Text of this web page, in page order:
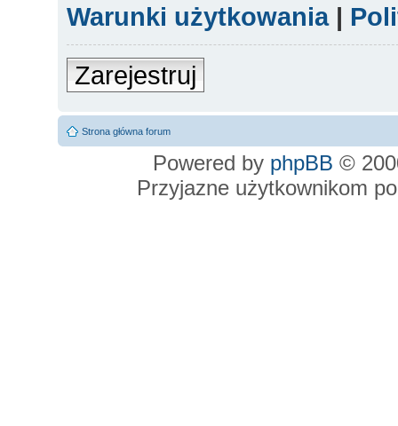
Warunki użytkowania|
Zarejestruj
Strona główna forum
Powered by phpBB ©
Przyjazne użytkownikom